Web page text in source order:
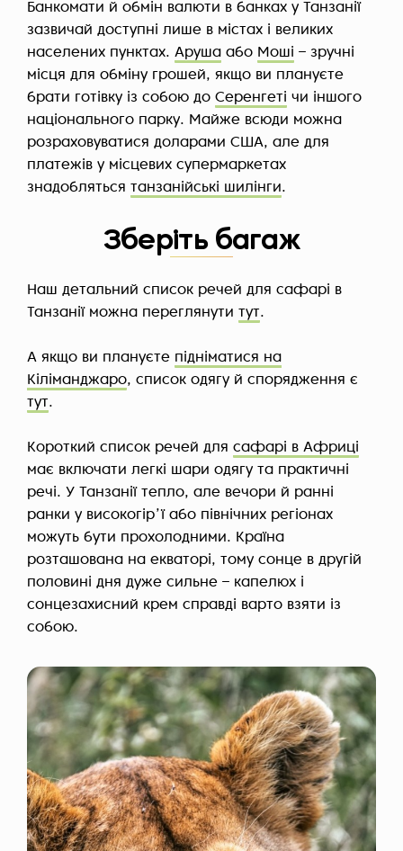
Банкомати й обмін валюти в банках у Танзанії
зазвичай доступні лише в містах і великих
населених пунктах. Аруша або Моші – зручні
місця для обміну грошей, якщо ви плануєте
брати готівку із собою до Серенгеті чи іншого
національного парку. Майже всюди можна
розраховуватися доларами США, але для
платежів у місцевих супермаркетах
знадобляться танзанійські шилінги.
Зберіть багаж
Наш детальний список речей для сафарі в
Танзанії можна переглянути тут.
А якщо ви плануєте підніматися на
Кіліманджаро, список одягу й спорядження є
тут.
Короткий список речей для сафарі в Африці
має включати легкі шари одягу та практичні
речі. У Танзанії тепло, але вечори й ранні
ранки у високогірʼї або північних регіонах
можуть бути прохолодними. Країна
розташована на екваторі, тому сонце в другій
половині дня дуже сильне – капелюх і
сонцезахисний крем справді варто взяти із
собою.